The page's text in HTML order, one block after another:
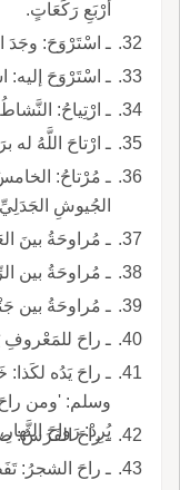
أرْبَعِ رَكَعَاتٍ.
ـ اسْتَرْوَحَ: وجَدَ
ـ اسْتَرْوَحَ إليه:
ـ ارْتِياحُ:
ـ ارْتاحَ اللَّهُ له
ـ مُرْتاحُ:
الجُيوشِ
ـ مُراوحَةُ بينَ
ـ مُراوحَةُ بين
ـ مُراوحَةُ بين
ـ راحَ للمَعْروفِ
ـ راحَ يَدُه
وسلم: 'ومن راحَ
يُرِدْ: رَواحَ النَّهارِ، بَلِ المرادُ خَفَّ إليها.
ـ راحَ الفَرَسُ:
ـ راحَ الشجرُ: